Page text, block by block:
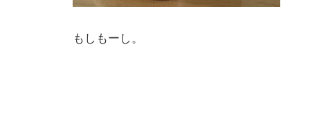
もしもーし。